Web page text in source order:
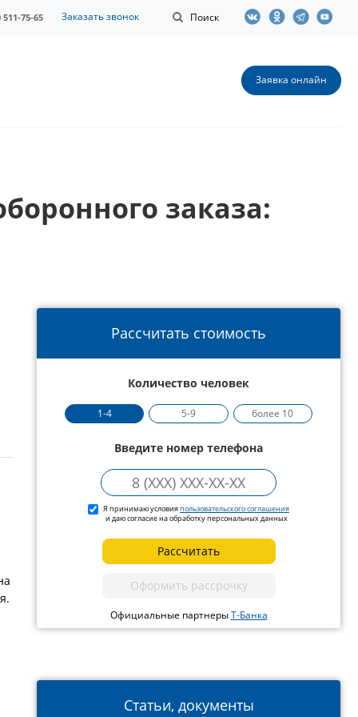
Поиск
511-75-65 Заказать звонок
Заявка онлайн
заказа:
Рассчитать стоимость
Количество человек
1-4 5-9 более 10
Введите номер телефона
Я принимаю условияпользовательского соглашения
и даю согласие на обработку персональных данных
Рассчитать
Оформить рассрочку
Официальные партнерыТ-Банка
Статьи, документы